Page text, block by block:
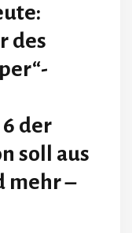
des
der
soll aus
mehr –